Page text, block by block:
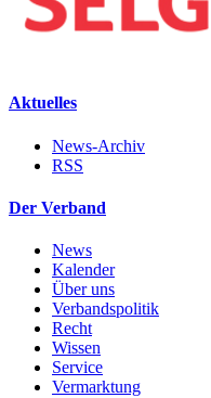
Aktuelles
News-Archiv
RSS
Der Verband
News
Kalender
Über uns
Verbandspolitik
Recht
Wissen
Service
Vermarktung